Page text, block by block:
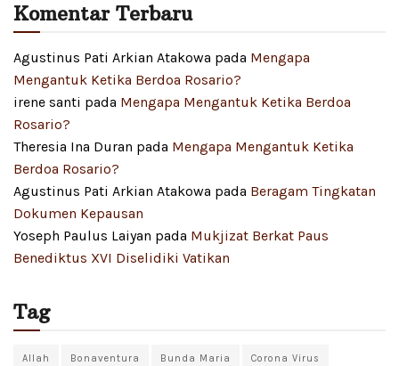
Komentar Terbaru
Agustinus Pati Arkian Atakowa pada Mengapa
Mengantuk Ketika Berdoa Rosario?
irene santi pada Mengapa Mengantuk Ketika Berdoa
Rosario?
Theresia Ina Duran pada Mengapa Mengantuk Ketika
Berdoa Rosario?
Agustinus Pati Arkian Atakowa pada Beragam Tingkatan
Dokumen Kepausan
Yoseph Paulus Laiyan pada Mukjizat Berkat Paus
Benediktus XVI Diselidiki Vatikan
Tag
Allah Bonaventura Bunda Maria Corona Virus